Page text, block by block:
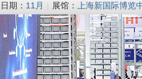
日期： 11月 | 展馆： 上海新国际博览